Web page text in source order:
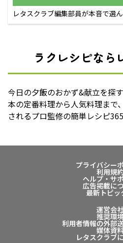
レタスクラブ編集部員が本音で選
ラクレシピなら
今日の夕飯のおかず&献立を探
本の定番料理から人気料理まで
されるプロ監修の簡単レシピ
プライバシー
利用規
ヘルプ・サ
広告掲載に
最新トピッ
運営会
推奨環
利用者情報の外部
媒体資
レタスクラブ